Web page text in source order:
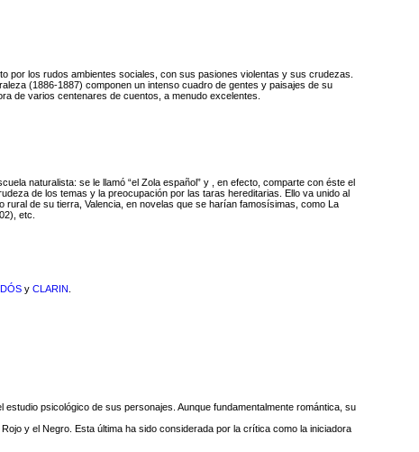
por los rudos ambientes sociales, con sus pasiones violentas y sus crudezas.
(1886-1887) componen un intenso cuadro de gentes y paisajes de su
de varios centenares de cuentos, a menudo excelentes.
naturalista: se le llamó “el Zola español” y , en efecto, comparte con éste el
de los temas y la preocupación por las taras hereditarias. Ello va unido al
rural de su tierra, Valencia, en novelas que se harían famosísimas, como La
etc.
y CLARIN
psicológico de sus personajes. Aunque fundamentalmente romántica, su
y el Negro. Esta última ha sido considerada por la crítica como la iniciadora